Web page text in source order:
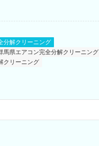
分解クリーニング
馬県エアコン完全分解クリーニング
クリーニング